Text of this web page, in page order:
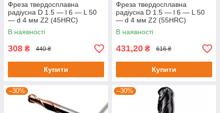
Фреза твердосплавна
радіусна D 1.5 — l 6 — L 50
— d 4 мм Z2 (45HRC)
В наявності
308 ₴ 440 ₴
Купити
Фреза твердосплавна
радіусна D 1.5 — l 6 — L 50
— d 4 мм Z2 (55HRC)
В наявності
431,20 ₴ 616 ₴
Купити
–30% –30%